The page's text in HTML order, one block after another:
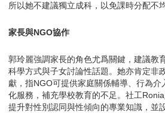
所以她不建議獨立成科，以免課時分配不
家長與NGO協作
郭玲麗強調家長的角色尤爲關鍵，建議教
科學方式與子女討論性話題。她亦肯定非
獻，指NGO可提供家庭關係輔導、行為
化服務，補充學校教育的不足。社工
提升對性別認同與性傾向的專業知識，並